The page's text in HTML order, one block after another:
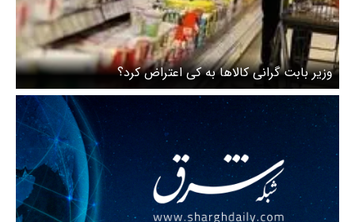
وزیر بابت گرانی کالاها به کی اعتراض کرد؟